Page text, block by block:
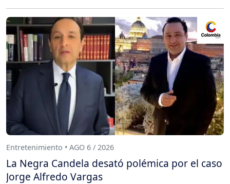
Entretenimiento • AGO 6 / 2026
La Negra Candela desató polémica por el caso
Jorge Alfredo Vargas